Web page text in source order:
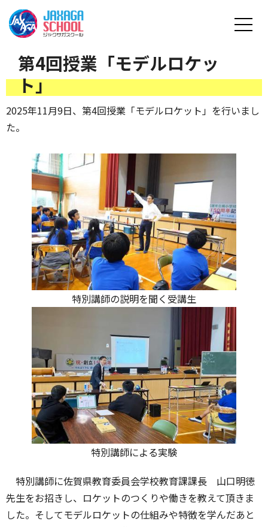
第4回授業「モデルロケッ
ト」
2025年11月9日、第4回授業「モデルロケット」を行いまし
た。
特別講師の説明を聞く受講生
特別講師による実験
特別講師に佐賀県教育委員会学校教育課課長 山口明徳
先生をお招きし、ロケットのつくりや働きを教えて頂きま
した。そしてモデルロケットの仕組みや特徴を学んだあと